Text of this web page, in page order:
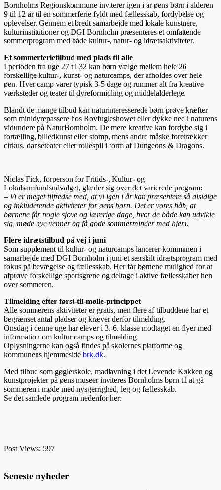
Bornholms Regionskommune inviterer igen i år øens børn i alderen
9 til 12 år til en sommerferie fyldt med fællesskab, fordybelse og
oplevelser. Gennem et bredt samarbejde med lokale kunstnere,
kulturinstitutioner og DGI Bornholm præsenteres et omfattende
sommerprogram med både kultur-, natur- og idrætsaktiviteter.
Et sommerferietilbud med plads til alle
I perioden fra uge 27 til 32 kan børn vælge mellem hele 26
forskellige kultur-, kunst- og naturcamps, der afholdes over hele
øen. Hver camp varer typisk 3-5 dage og rummer alt fra kreative
værksteder og teater til dyreformidling og middelalderlege.
Blandt de mange tilbud kan naturinteresserede børn prøve kræfter
som minidyrepassere hos Rovfugleshowet eller dykke ned i naturens
vidundere på NaturBornholm. De mere kreative kan fordybe sig i
fortælling, billedkunst eller stomp, mens andre måske foretrækker
cirkus, danseteater eller rollespil i form af Dungeons & Dragons.
Niclas Fick, forperson for Fritids-, Kultur- og
Lokalsamfundsudvalget, glæder sig over det varierede program:
– Vi er meget tilfredse med, at vi igen i år kan præsentere så alsidige
og inkluderende aktiviteter for øens børn. Det er vores håb, at
børnene får nogle sjove og lærerige dage, hvor de både kan udvikle
sig, møde nye venner og få gode sommerminder med hjem.
Flere idrætstilbud på vej i juni
Som supplement til kultur- og naturcamps lancerer kommunen i
samarbejde med DGI Bornholm i juni et særskilt idrætsprogram med
fokus på bevægelse og fællesskab. Her får børnene mulighed for at
afprøve forskellige sportsgrene og deltage i aktive fællesskaber hen
over sommeren.
Tilmelding efter først-til-mølle-princippet
Alle sommerens aktiviteter er gratis, men flere af tilbuddene har et
begrænset antal pladser og kræver derfor tilmelding.
Onsdag i denne uge har elever i 3.-6. klasse modtaget en flyer med
information om kultur camps og tilmelding.
Oplysningerne kan også findes på skolernes platforme og
kommunens hjemmeside brk.dk.
Med tilbud som gøglerskole, madlavning i det Levende Køkken og
kunstprojekter på øens museer inviteres Bornholms børn til at gå
sommeren i møde med nysgerrighed, leg og fællesskab.
Se det samlede program nedenfor her:
Post Views: 597
Seneste nyheder